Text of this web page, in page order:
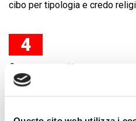
cibo per tipologia e credo
4
Consegna notturna:
Partiamo subito, anche di
sociale più vicina al luogo